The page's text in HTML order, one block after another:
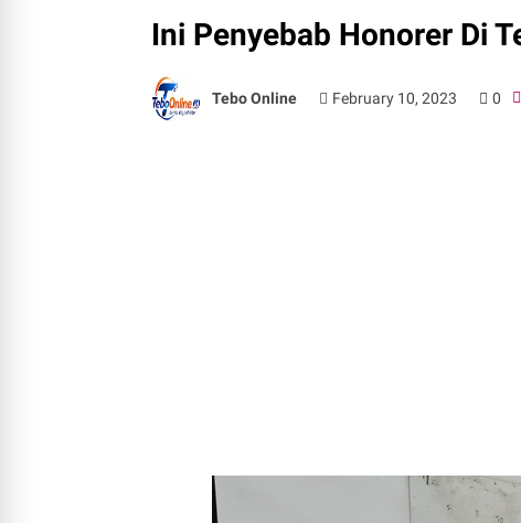
Ini Penyebab Honorer Di
Tebo Online February 10, 2023 0